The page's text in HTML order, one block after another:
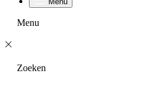
Menu
Zoeken